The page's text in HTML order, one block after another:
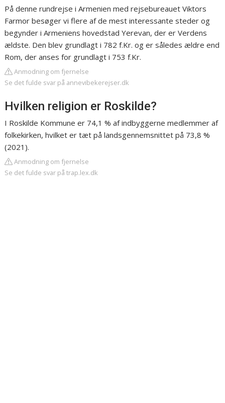
På denne rundrejse i Armenien med rejsebureauet Viktors
Farmor besøger vi flere af de mest interessante steder og
begynder i Armeniens hovedstad Yerevan, der er Verdens
ældste. Den blev grundlagt i 782 f.Kr. og er således ældre end
Rom, der anses for grundlagt i 753 f.Kr.
Anmodning om fjernelse
Se det fulde svar på annevibekerejser.dk
Hvilken religion er Roskilde?
I Roskilde Kommune er 74,1 % af indbyggerne medlemmer af
folkekirken, hvilket er tæt på landsgennemsnittet på 73,8 %
(2021).
Anmodning om fjernelse
Se det fulde svar på trap.lex.dk